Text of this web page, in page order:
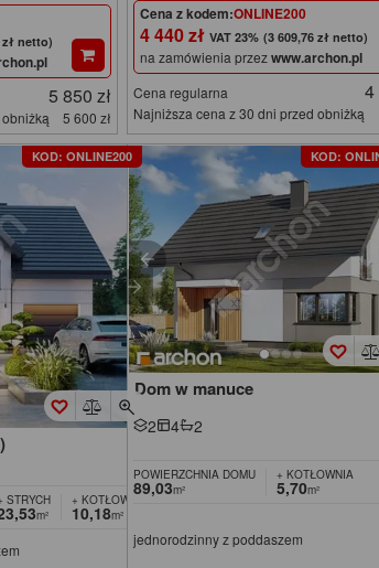
zł netto)
5 850 zł
5 600 zł
Cena z kodem:ONLINE200
4 440 zł (3 609,76 zł netto)
na zamówienia przezwww.archon.pl
Cena regularna 4
Najniższa cena z 30 dni przed obniżką
KOD: ONLINE200
STRYCH
m²
+ KOTŁOWNIA
10,18m²
KOD:
Dom w manuce
2 4 2
POWIERZCHNIA DOMU
89,03m²
+ KOTŁOWNIA
5,70m²
jednorodzinny z poddaszem